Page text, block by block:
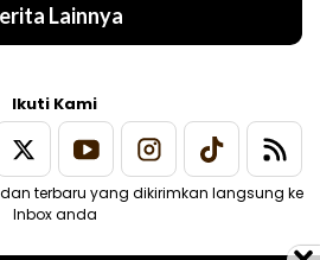
Lainnya
Ikuti Kami
terbaru yang dikirimkan langsung ke
Inbox anda